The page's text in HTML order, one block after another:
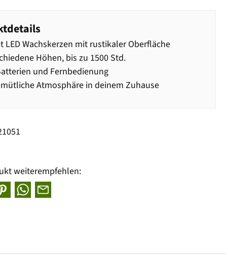
LED Wachskerzen mit rustikaler Oberfläche
Höhen, bis zu 1500 Std.
und Fernbedienung
Atmosphäre in deinem Zuhause
weiterempfehlen: